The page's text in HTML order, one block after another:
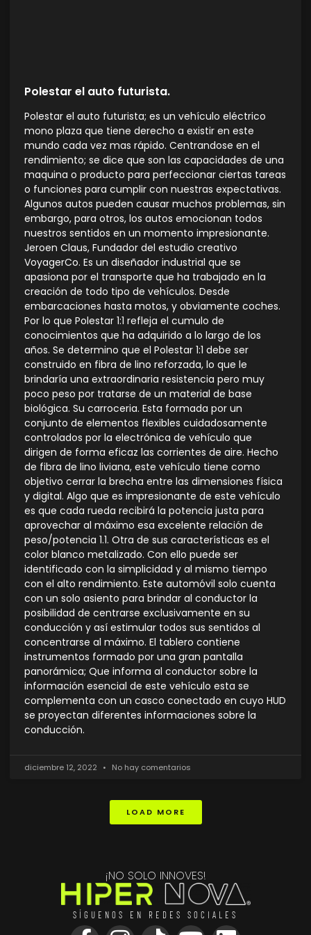
Polestar el auto futurista.
Polestar el auto futurista; es un vehículo eléctrico
mono plaza que tiene derecho a existir en este
mundo cada vez mas rápido. Centrandose en el
rendimiento; se dice que son las capacidades de una
maquina o producto para perfeccionar ciertas tareas
o funciones para cumplir con nuestras expectativas.
Algunos autos pueden causar muchos problemas, sin
embargo, para otros, los autos emocionan todos
nuestros sentidos en un momento impresionante.
Jeroen Claus, Fundador del estudio creativo
VoyagerCo. Es un diseñador industrial que se
apasiona por el transporte que ha trabajado en la
creación de todo tipo de vehículos. Desde
embarcaciones hasta motos, y obviamente coches.
Por lo que Polestar 1:1 refleja el cumulo de
conocimientos que ha adquirido a lo largo de los
años. Se determino que el Polestar 1:1 debe ser
construido en fibra de lino reforzada, lo que le
brindaría una extraordinaria resistencia pero muy
poco peso por tratarse de un material de base
biológica. Su carroceria. Esta formada por un
conjunto de elementos flexibles cuidadosamente
controlados por la electrónica de vehículo que
dirigen de forma eficaz las corrientes de aire. Hecho
de fibra de lino liviana, este vehículo tiene como
objetivo cerrar la brecha entre las dimensiones física
y digital. Algo que es impresionante de este vehículo
es que cada rueda recibirá la potencia justa para
aprovechar al máximo esa excelente relación de
peso/potencia 1.1. Otra de sus características es el
color blanco metalizado. Con ello puede ser
identificado con la simplicidad y al mismo tiempo
con el alto rendimiento. Este automóvil solo cuenta
con un solo asiento para brindar al conductor la
posibilidad de centrarse exclusivamente en su
conducción y así estimular todos sus sentidos al
concentrarse al máximo. El tablero contiene
instrumentos formado por una gran pantalla
panorámica; Que informa al conductor sobre la
información esencial de este vehículo esta se
complementa con un casco conectado en cuyo HUD
se proyectan diferentes informaciones sobre la
conducción.
diciembre 12, 2022 No hay comentarios
LOAD MORE
¡NO SOLO INNOVES!
SÍGUENOS EN REDES SOCIALES